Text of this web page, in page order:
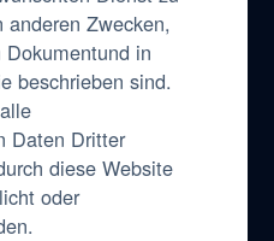
Zwecken,
in
beschrieben sind.
Daten Dritter
diese Website
oder